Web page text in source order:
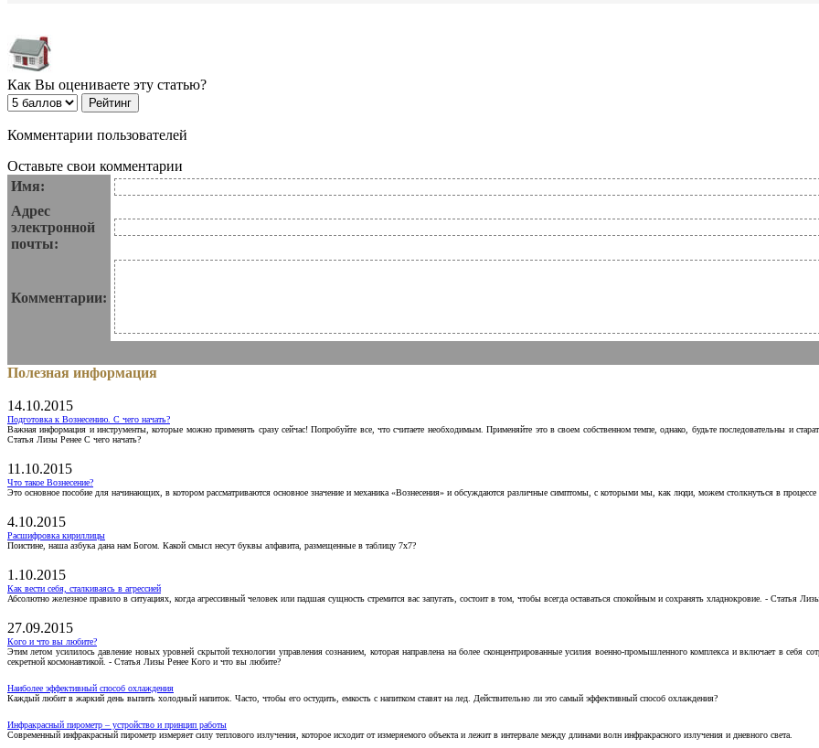
Как Вы оцениваете эту статью?
Комментарии пользователей
Оставьте свои комментарии
Имя:
Адрес
электронной
почты:
Комментарии:
Полезная информация
14.10.2015
Подготовка к Вознесению. С чего начать?
Важная информация и инструменты, которые можно применять сразу сейчас! Попробуйте все, что считаете необходимым. Применяйте это в своем собственном темпе, однако, будьте последовательны и
Статья Лизы Ренее С чего начать?
11.10.2015
Что такое Вознесение?
Это основное пособие для начинающих, в котором рассматриваются основное значение и механика «Вознесения» и обсуждаются различные симптомы, с которыми мы, как люди, можем столкнуться в
4.10.2015
Расшифровка кириллицы
Поистине, наша азбука дана нам Богом. Какой смысл несут буквы алфавита, размещенные в таблицу 7х7?
1.10.2015
Как вести себя, сталкиваясь в агрессией
Абсолютно железное правило в ситуациях, когда агрессивный человек или падшая сущность стремится вас запугать, состоит в том, чтобы всегда оставаться спокойным и сохранять хладнокровие. - Статья
27.09.2015
Кого и что вы любите?
Этим летом усилилось давление новых уровней скрытой технологии управления сознанием, которая направлена на более сконцентрированные усилия военно-промышленного комплекса и включает в себя
секретной космонавтикой. - Статья Лизы Ренее Кого и что вы любите?
Наиболее эффективный способ охлаждения
Каждый любит в жаркий день выпить холодный напиток. Часто, чтобы его остудить, емкость с напитком ставят на лед. Действительно ли это самый эффективный способ охлаждения?
Инфракрасный пирометр – устройство и принцип работы
Современный инфракрасный пирометр измеряет силу теплового излучения, которое исходит от измеряемого объекта и лежит в интервале между длинами волн инфракрасного излучения и дневного света.